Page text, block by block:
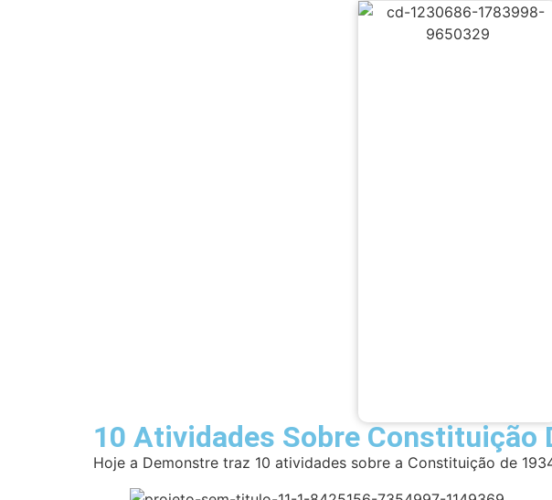
10 Atividades Sobre Constituição
Hoje a Demonstre traz 10 atividades sobre a Constituição de